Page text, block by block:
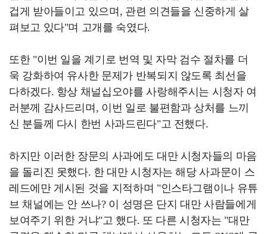
겁게 받아들이고 있으며, 관련 의견들을 신중하게 살
펴보고 있다"며 고개를 숙였다.
또한 "이번 일을 계기로 번역 및 자막 검수 절차를 더
욱 강화하여 유사한 문제가 반복되지 않도록 최선을
다하겠다. 항상 채널십오야를 사랑해주시는 시청자 여
러분께 감사드리며, 이번 일로 불편함과 상처를 느끼
신 분들께 다시 한번 사과드린다"고 전했다.
하지만 이러한 장문의 사과에도 대만 시청자들의 마음
을 돌리진 못했다. 한 대만 시청자는 해당 사과문이 스
레드에만 게시된 것을 지적하며 "인스타그램이나 유튜
브 채널에는 안 쓰나? 이 성명은 단지 대만 사람들에게
보여주기 위한 거냐"고 했다. 또 다른 시청자는 "대만